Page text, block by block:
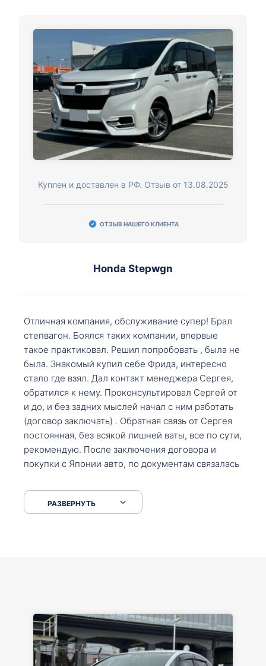
Куплен и доставлен в РФ. Отзыв от 13.08.2025
ОТЗЫВ НАШЕГО КЛИЕНТА
Honda Stepwgn
Отличная компания, обслуживание супер! Брал
степвагон. Боялся таких компании, впервые
такое практиковал. Решил попробовать , была не
была. Знакомый купил себе Фрида, интересно
стало где взял. Дал контакт менеджера Сергея,
обратился к нему. Проконсультировал Сергей от
и до, и без задних мыслей начал с ним работать
(договор заключать) . Обратная связь от Сергея
постоянная, без всякой лишней ваты, все по сути,
рекомендую. После заключения договора и
покупки с Японии авто, по документам связалась
что заполнить, куда зайти, образцы и т.д. После
приехал за авто. Меня тепло встретили Сергей с
РАЗВЕРНУТЬ